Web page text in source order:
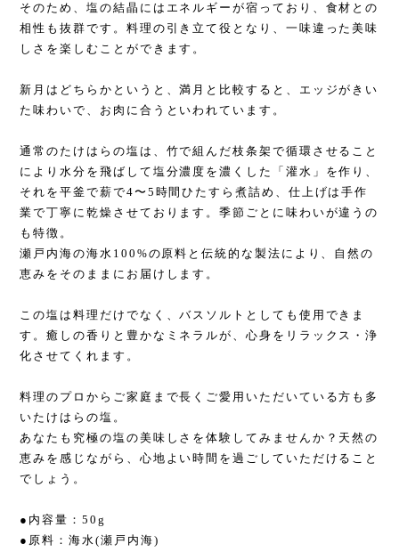
そのため、塩の結晶にはエネルギーが宿っており、食材との
相性も抜群です。料理の引き立て役となり、一味違った美味
しさを楽しむことができます。
新月はどちらかというと、満月と比較すると、エッジがきい
た味わいで、お肉に合うといわれています。
通常のたけはらの塩は、竹で組んだ枝条架で循環させること
により水分を飛ばして塩分濃度を濃くした「灌水」を作り、
それを平釜で薪で4〜5時間ひたすら煮詰め、仕上げは手作
業で丁寧に乾燥させております。季節ごとに味わいが違うの
も特徴。
瀬戸内海の海水100%の原料と伝統的な製法により、自然の
恵みをそのままにお届けします。
この塩は料理だけでなく、バスソルトとしても使用できま
す。癒しの香りと豊かなミネラルが、心身をリラックス・浄
化させてくれます。
料理のプロからご家庭まで長くご愛用いただいている方も多
いたけはらの塩。
あなたも究極の塩の美味しさを体験してみませんか？天然の
恵みを感じながら、心地よい時間を過ごしていただけること
でしょう。
●内容量：50g
●原料：海水(瀬戸内海)